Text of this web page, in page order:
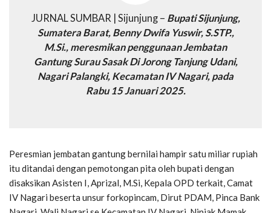
JURNAL SUMBAR | Sijunjung – Bupati Sijunjung,
Sumatera Barat, Benny Dwifa Yuswir, S.STP.,
M.Si., meresmikan penggunaan Jembatan
Gantung Surau Sasak Di Jorong Tanjung Udani,
Nagari Palangki, Kecamatan IV Nagari, pada
Rabu 15 Januari 2025.
Peresmian jembatan gantung bernilai hampir satu miliar rupiah
itu ditandai dengan pemotongan pita oleh bupati dengan
disaksikan Asisten I, Aprizal, M.Si, Kepala OPD terkait, Camat
IV Nagari beserta unsur forkopincam, Dirut PDAM, Pinca Bank